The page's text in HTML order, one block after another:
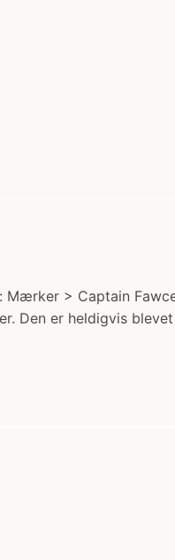
> Captain
Den er heldigvis